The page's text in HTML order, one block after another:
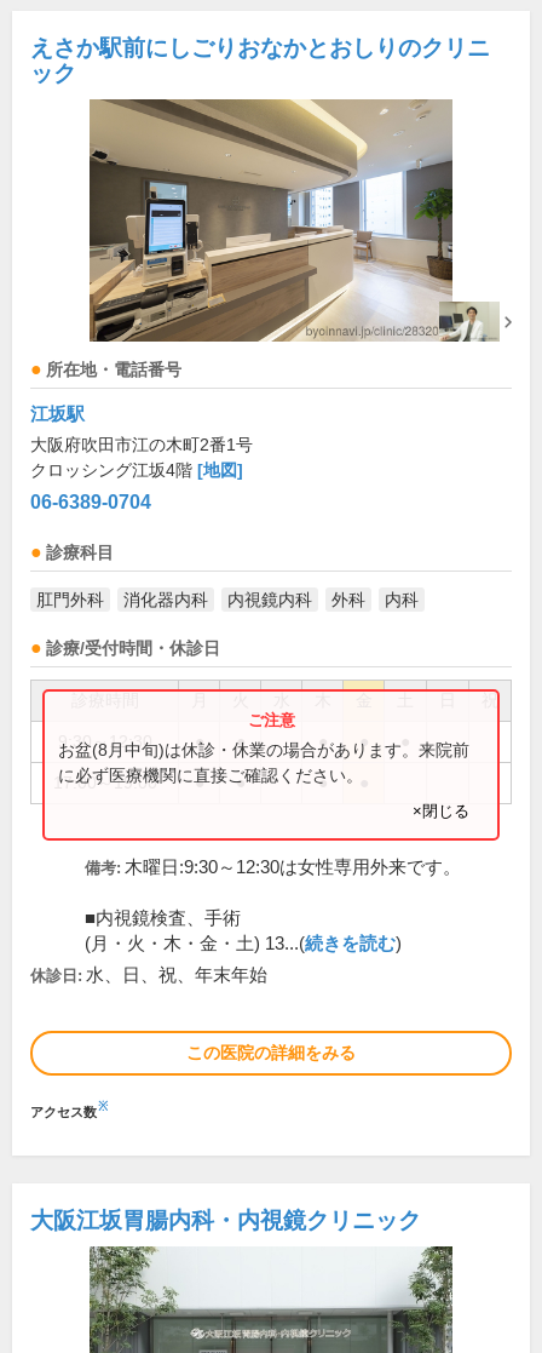
えさか駅前にしごりおなかとおしりのクリニ
ック
所在地・電話番号
江坂駅
大阪府吹田市江の木町2番1号
クロッシング江坂4階 [地図]
06-6389-0704
診療科目
肛門外科 消化器内科 内視鏡内科 外科 内科
診療/受付時間・休診日
祝
9:30～12:30 ● ● ● ●
17:00～19:00 ● ● ●
お盆(8月中旬)は休診・休業の場合があります。来院前
に必ず医療機関に直接ご確認ください。
×閉じる
備考: 木曜日:9:30～12:30は女性専用外来です。
■内視鏡検査、手術
(月・火・木・金・土) 13...(続きを読む)
休診日: 水、日、祝、年末年始
この医院の詳細をみる
アクセス数※
大阪江坂胃腸内科・内視鏡クリニック